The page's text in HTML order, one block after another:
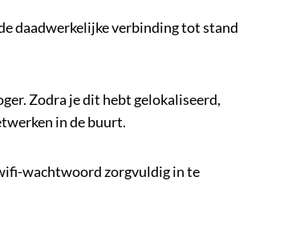
daadwerkelijke verbinding tot stand
Zodra je dit hebt gelokaliseerd,
in de buurt.
wachtwoord zorgvuldig in te